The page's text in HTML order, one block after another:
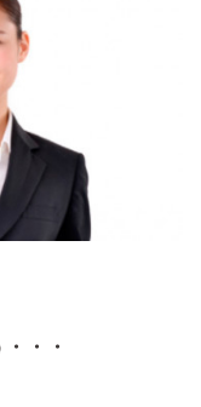
・・